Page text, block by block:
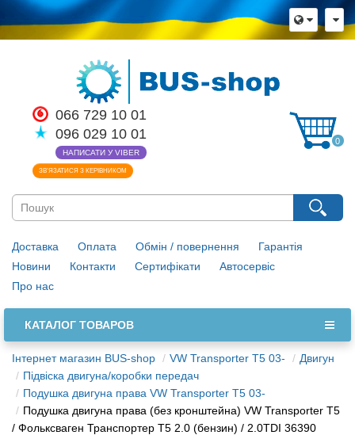
066 729 10 01
096 029 10 01
НАПИСАТИ У VIBER
ЗВ’ЯЗАТИСЯ З КЕРІВНИКОМ
0
Доставка Оплата Обмін / повернення
Гарантія
Новини
Контакти Сертифікати
Автосервіс
Про нас
КАТАЛОГ ТОВАРОВ
Інтернет магазин BUS-shop VW Transporter T5 03-
Двигун
Підвіска двигуна/коробки передач
Подушка двигуна права VW Transporter T5 03-
Подушка двигуна права (без кронштейна) VW Transporter T5
/ Фольксваген Транспортер Т5 2.0 (бензин) / 2.0TDI 36390